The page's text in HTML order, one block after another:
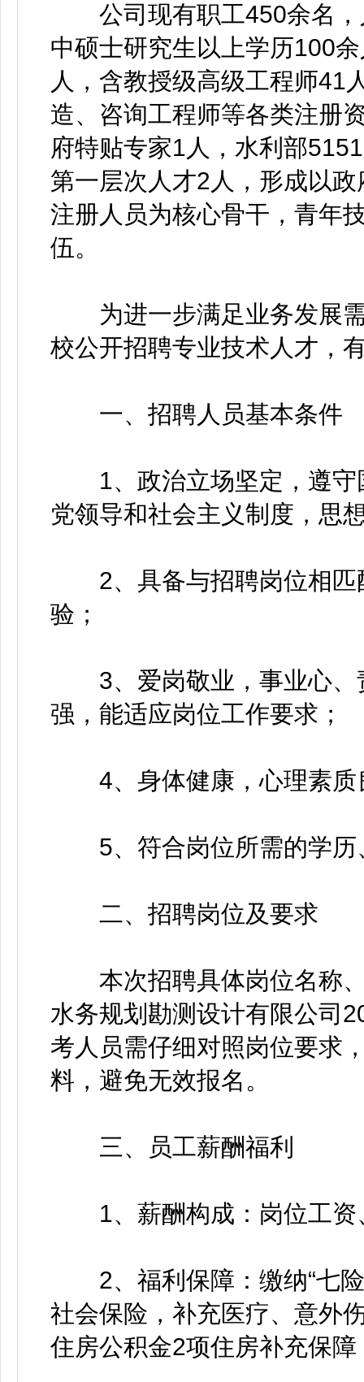
公司现有职工450余名，
中硕士研究生以上学历100
人，含教授级高级工程师41
造、咨询工程师等各类注册
府特贴专家1人，水利部
第一层次人才2人，形成以
注册人员为核心骨干，青年
伍。
为进一步满足业务发展需
校公开招聘专业技术人才，
一、招聘人员基本条件
1、政治立场坚定，遵守
党领导和社会主义制度，思
2、具备与招聘岗位相匹
验；
3、爱岗敬业，事业心、
强，能适应岗位工作要求；
4、身体健康，心理素质
5、符合岗位所需的学历
二、招聘岗位及要求
本次招聘具体岗位名称、
水务规划勘测设计有限公司
考人员需仔细对照岗位要求
料，避免无效报名。
三、员工薪酬福利
1、薪酬构成：岗位工资
2、福利保障：缴纳“七险
社会保险，补充医疗、意外
住房公积金2项住房补充保